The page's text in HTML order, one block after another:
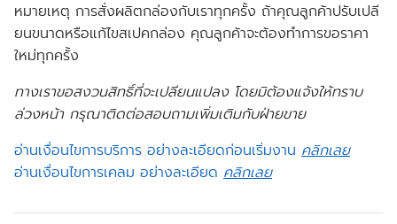
หมายเหตุ การสั่งผลิตกล่องกับเราทุกครั้ง ถ้าคุณลูกค้าปรับเปลี
ยนขนาดหรือแก้ไขสเปคกล่อง คุณลูกค้าจะต้องทำการขอราคา
ใหม่ทุกครั้ง
ทางเราขอสงวนสิทธิ์ที่จะเปลียนแปลง โดยมิต้องแจ้งให้ทราบ
ล่วงหน้า กรุณาติดต่อสอบถามเพิ่มเติมกับฝ่ายขาย
อ่านเงื่อนไขการบริการ อย่างละเอียดก่อนเริ่มงาน คลิกเลย
อ่านเงื่อนไขการเคลม อย่างละเอียด คลิกเลย